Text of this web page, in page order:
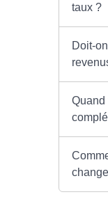
taux ?
Doit-
Quand